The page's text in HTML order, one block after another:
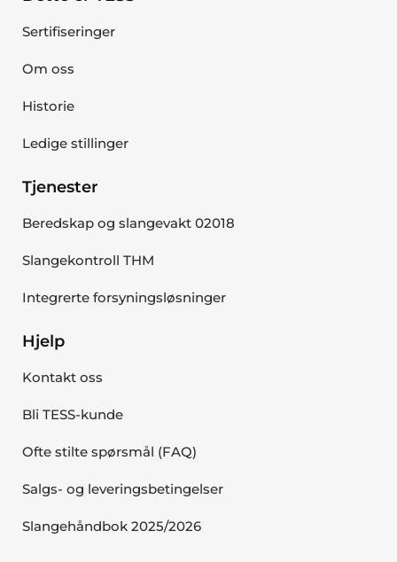
Sertifiseringer
Om oss
Historie
Ledige stillinger
Tjenester
Beredskap og slangevakt 02018
Slangekontroll THM
Integrerte forsyningsløsninger
Hjelp
Kontakt oss
Bli TESS-kunde
Ofte stilte spørsmål (FAQ)
Salgs- og leveringsbetingelser
Slangehåndbok 2025/2026